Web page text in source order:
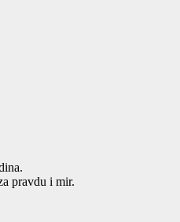
pravdu i mir.